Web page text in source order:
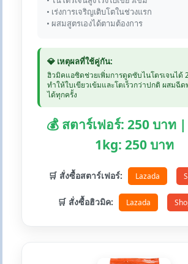
• เร่งการเจริญเติบโตในช่วงแรก
• ผสมสูตรเองได้ตามต้องการ
💎 เหตุผลที่ใช้คู่กัน:
ฮิวมิคแอซิดช่วยเพิ่มการดูดซับไนโตรเจนได้
ทำให้ใบเขียวเข้มและโตเร็วกว่าปกติ ผสมฉี
ได้ทุกครั้ง
💰 สตาร์เฟอร์: 250 บาท
1kg: 250 บาท
🛒 สั่งซื้อสตาร์เฟอร์: Lazada
🛒 สั่งซื้อฮิวมิค: Lazada